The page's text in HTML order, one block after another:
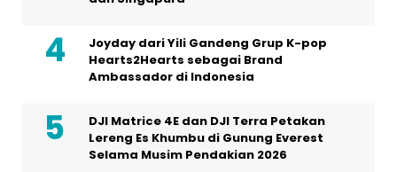
Joyday dari Yili Gandeng Grup K-pop
Hearts2Hearts sebagai Brand
Ambassador di Indonesia
DJI Matrice 4E dan DJI Terra Petakan
Lereng Es Khumbu di Gunung Everest
Selama Musim Pendakian 2026